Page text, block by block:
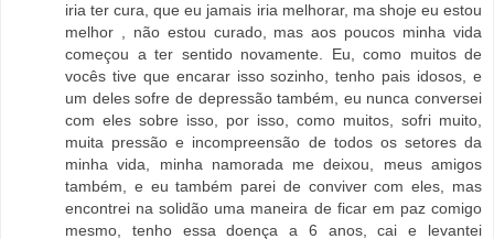
iria ter cura, que eu jamais iria melhorar, ma shoje eu estou
melhor , não estou curado, mas aos poucos minha vida
começou a ter sentido novamente. Eu, como muitos de
vocês tive que encarar isso sozinho, tenho pais idosos, e
um deles sofre de depressão também, eu nunca conversei
com eles sobre isso, por isso, como muitos, sofri muito,
muita pressão e incompreensão de todos os setores da
minha vida, minha namorada me deixou, meus amigos
também, e eu também parei de conviver com eles, mas
encontrei na solidão uma maneira de ficar em paz comigo
mesmo, tenho essa doença a 6 anos, cai e levantei